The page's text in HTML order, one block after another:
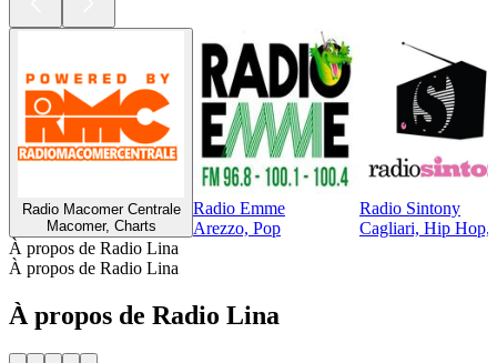
Radio Macomer Centrale
Macomer, Charts
Radio Emme
Arezzo, Pop
Radio Sintony
Cagliari, Hip Hop,
À propos de Radio Lina
À propos de Radio Lina
À propos de Radio Lina